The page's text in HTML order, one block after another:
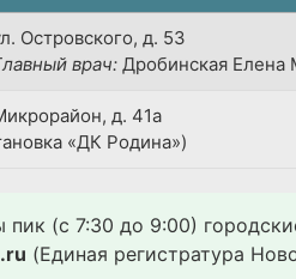
Островского, д. 53
врач: Дробинская Елена
д. 41а
«ДК Родина»)
пик (с 7:30 до 9:00)
(Единая регистратура